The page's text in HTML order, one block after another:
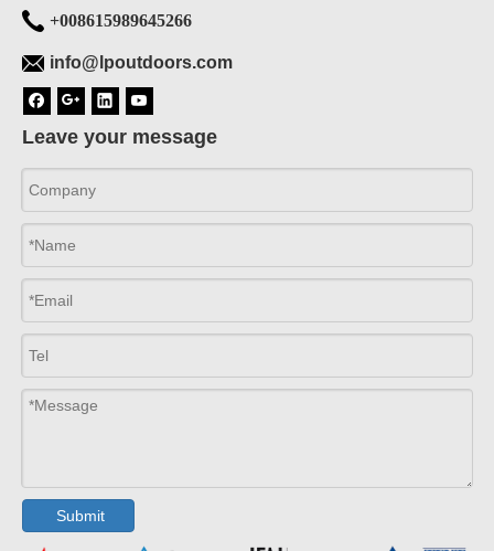
+008615989645266
info@lpoutdoors.com
Leave your message
Submit